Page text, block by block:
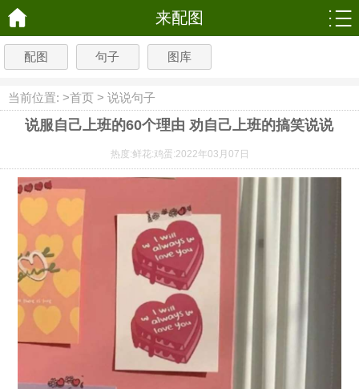
来配图
配图 句子 图库
当前位置: >首页 > 说说句子
说服自己上班的60个理由 劝自己上班的搞笑说说
热度:鲜花:鸡蛋:2022年03月07日